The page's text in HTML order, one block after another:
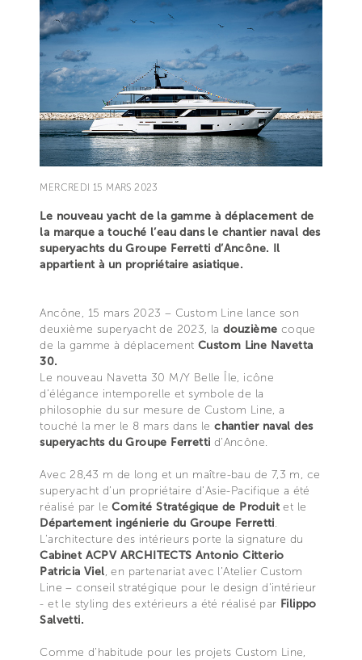
MERCREDI 15 MARS 2023
Le nouveau yacht de la gamme à déplacement de
la marque a touché l’eau dans le chantier naval des
superyachts du Groupe Ferretti d’Ancône. Il
appartient à un propriétaire asiatique.
Ancône, 15 mars 2023 – Custom Line lance son
deuxième superyacht de 2023, la douzième coque
de la gamme à déplacement Custom Line Navetta
30.
Le nouveau Navetta 30 M/Y Belle Île, icône
d’élégance intemporelle et symbole de la
philosophie du sur mesure de Custom Line, a
touché la mer le 8 mars dans lechantier naval des
superyachts du Groupe Ferretti d’Ancône.
Avec 28,43 m de long et un maître-bau de 7,3 m, ce
superyacht d’un propriétaire d’Asie-Pacifique a été
réalisé par leComité Stratégique de Produitet le
Département ingénierie du Groupe Ferretti.
L’architecture des intérieurs porte la signature du
Cabinet ACPV ARCHITECTS Antonio Citterio
Patricia Viel, en partenariat avec l’Atelier Custom
Line – conseil stratégique pour le design d’intérieur
- et le styling des extérieurs a été réalisé par Filippo
Salvetti.
Comme d’habitude pour les projets Custom Line,